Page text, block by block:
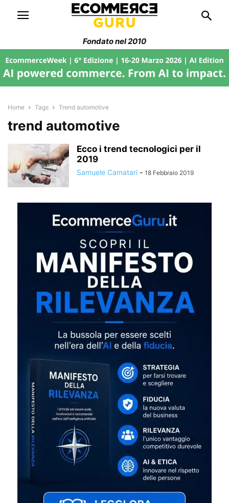
Fondato nel 2010
Home Tags Trend automotive
trend automotive
Ecco i trend tecnologici per il
2019
Samuele Camatari - 18 Febbraio 2019